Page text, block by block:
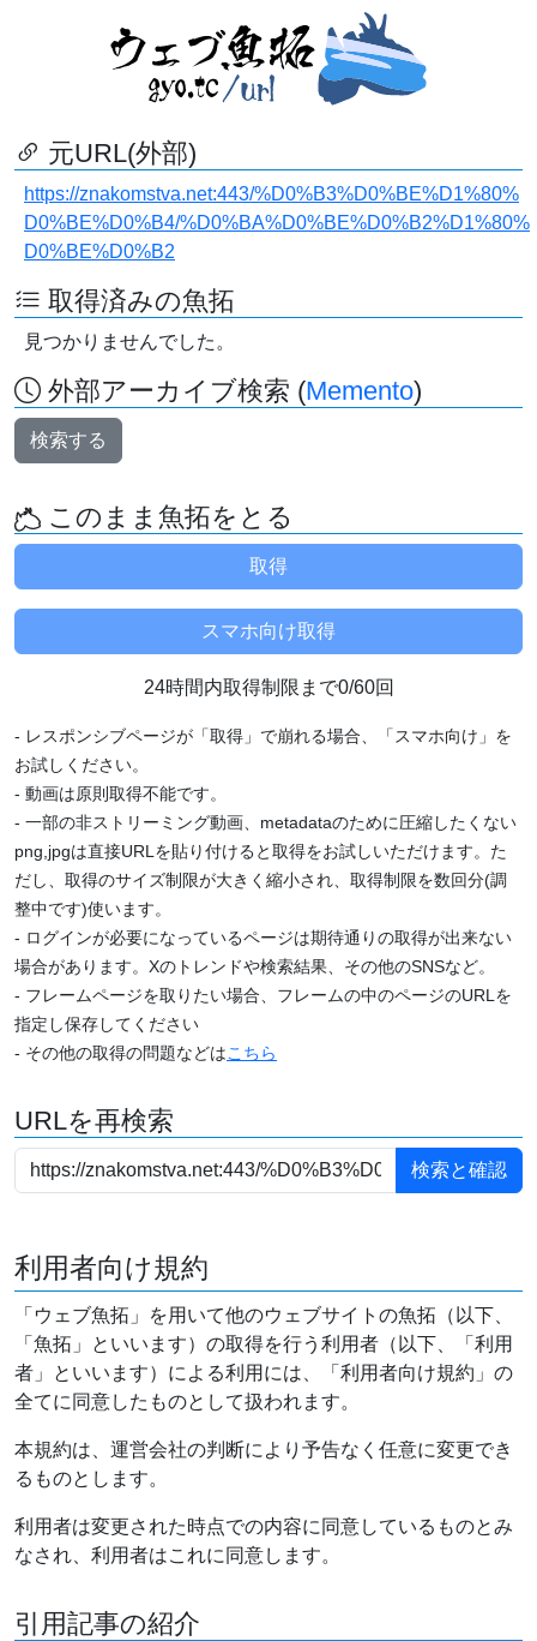
元URL(外部)
https://znakomstva.net:443/%D0%B3%D0%BE%D1%80%
D0%BE%D0%B4/%D0%BA%D0%BE%D0%B2%D1%80%
D0%BE%D0%B2
取得済みの魚拓
見つかりませんでした。
外部アーカイブ検索 (Memento)
検索する
このまま魚拓をとる
24時間内取得制限まで0/60回
- レスポンシブページが「取得」で崩れる場合、「スマホ向け」を
お試しください。
- 動画は原則取得不能です。
- 一部の非ストリーミング動画、metadataのために圧縮したくない
png,jpgは直接URLを貼り付けると取得をお試しいただけます。た
だし、取得のサイズ制限が大きく縮小され、取得制限を数回分(調
整中です)使います。
- ログインが必要になっているページは期待通りの取得が出来ない
場合があります。Xのトレンドや検索結果、その他のSNSなど。
- フレームページを取りたい場合、フレームの中のページのURLを
指定し保存してください
- その他の取得の問題などはこちら
URLを再検索
利用者向け規約
「ウェブ魚拓」を用いて他のウェブサイトの魚拓（以下、
「魚拓」といいます）の取得を行う利用者（以下、「利用
者」といいます）による利用には、「利用者向け規約」の
全てに同意したものとして扱われます。
本規約は、運営会社の判断により予告なく任意に変更でき
るものとします。
利用者は変更された時点での内容に同意しているものとみ
なされ、利用者はこれに同意します。
引用記事の紹介